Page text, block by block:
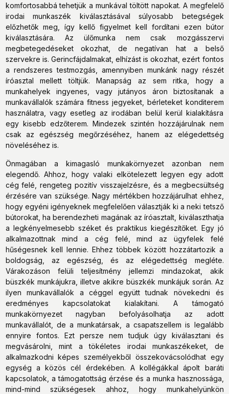
komfortosabbá tehetjük a munkával töltött napokat. A megfelelő
irodai munkaszék kiválasztásával súlyosabb betegségek
előzhetők meg, így kellő figyelmet kell fordítani ezen bútor
kiválasztására. Az ülőmunka nem csak mozgásszervi
megbetegedéseket okozhat, de negatívan hat a belső
szervekre is. Gerincfájdalmakat, elhízást is okozhat, ezért fontos
a rendszeres testmozgás, amennyiben munkánk nagy részét
íróasztal mellett töltjük. Manapság az sem ritka, hogy a
munkahelyek ingyenes, vagy jutányos áron biztosítanak a
munkavállalók számára fitness jegyeket, bérleteket konditerem
használatra, vagy esetleg az irodában belül kerül kialakításra
egy kisebb edzőterem. Mindezek szintén hozzájárulnak nem
csak az egészség megőrzéséhez, hanem az elégedettség
növeléséhez is.
Önmagában a kimagasló munkakörnyezet azonban nem
elegendő. Ahhoz, hogy valaki elkötelezett legyen egy adott
cég felé, rengeteg pozitív visszajelzésre, és a megbecsültség
érzésére van szüksége. Nagy mértékben hozzájárulhat ehhez,
hogy egyéni igényeknek megfelelően választják ki a neki tetsző
bútorokat, ha berendezheti magának az íróasztalt, kiválaszthatja
a legkényelmesebb széket és praktikus kiegészítőket. Egy jó
alkalmazottnak mind a cég felé, mind az ügyfelek felé
hűségesnek kell lennie. Ehhez többek között hozzátartozik a
boldogság, az egészség, és az elégedettség megléte.
Várakozáson felüli teljesítmény jellemzi mindazokat, akik
büszkék munkájukra, illetve akikre büszkék munkájuk során. Az
ilyen munkavállalók a céggel együtt tudnak növekedni és
eredményes kapcsolatokat kialakítani. A támogató
munkakörnyezet nagyban befolyásolhatja az adott
munkavállalót, de a munkatársak, a csapatszellem is legalább
ennyire fontos. Ezt persze nem tudjuk úgy kiválasztani és
megvásárolni, mint a tökéletes irodai munkaszékeket, de
alkalmazkodni képes személyekből összekovácsolódhat egy
egység a közös cél érdekében. A kollégákkal ápolt baráti
kapcsolatok, a támogatottság érzése és a munka hasznossága,
mind-mind szükségesek ahhoz, hogy munkahelyünkön